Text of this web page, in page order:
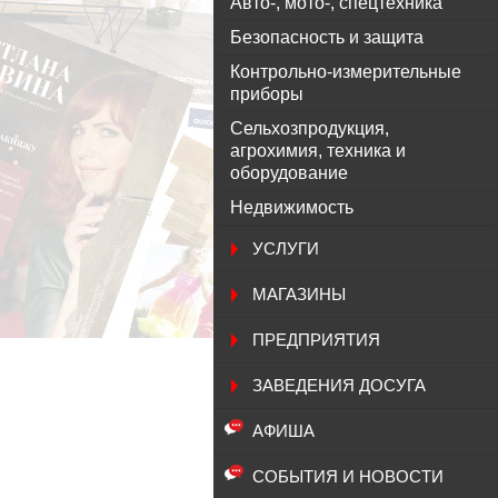
Безопасность и защита
Контрольно-измерительные
приборы
Сельхозпродукция,
агрохимия, техника и
оборудование
Недвижимость
УСЛУГИ
МАГАЗИНЫ
ПРЕДПРИЯТИЯ
ЗАВЕДЕНИЯ ДОСУГА
АФИША
СОБЫТИЯ И НОВОСТИ